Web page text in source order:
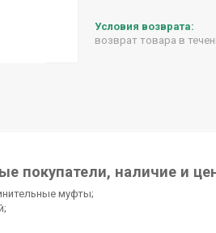
возврат товара в
покупатели, наличие и
муфты;